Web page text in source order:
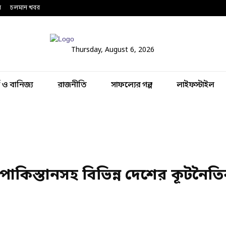
চলমান খবর
Thursday, August 6, 2026
ও বানিজ্য রাজনীতি সাফল্যের গল্প লাইফস্টাইল
বিভিন্ন দেশের